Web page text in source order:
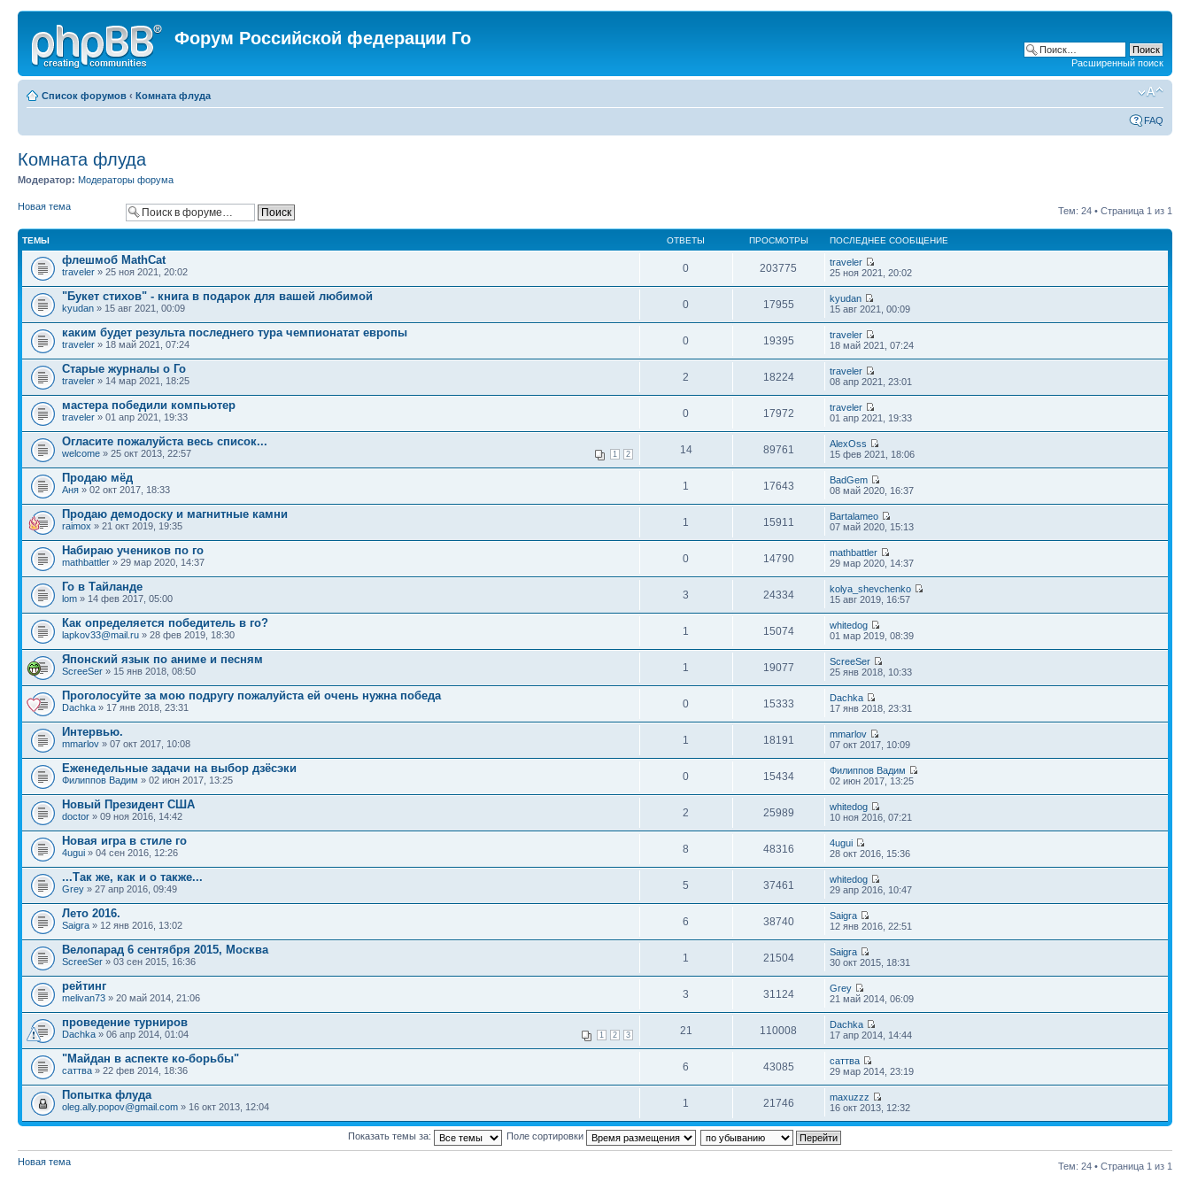
Форум Российской федерации Го
Расширенный поиск
Список форумов ‹ Комната флуда
FAQ
Комната флуда
Модератор: Модераторы форума
Новая тема Тем: 24 • Страница 1 из 1
ТЕМЫ ОТВЕТЫ ПРОСМОТРЫ ПОСЛЕДНЕЕ СООБЩЕНИЕ
флешмоб MathCat
traveler » 25 ноя 2021, 20:02 0 203775
traveler
25 ноя 2021, 20:02
"Букет стихов" - книга в подарок для вашей любимой
kyudan » 15 авг 2021, 00:09 0 17955
kyudan
15 авг 2021, 00:09
каким будет результа последнего тура чемпионатат европы
traveler » 18 май 2021, 07:24 0 19395
traveler
18 май 2021, 07:24
Старые журналы о Го
traveler » 14 мар 2021, 18:25 2 18224
traveler
08 апр 2021, 23:01
мастера победили компьютер
traveler » 01 апр 2021, 19:33 0 17972
traveler
01 апр 2021, 19:33
Огласите пожалуйста весь список...
1 2
welcome » 25 окт 2013, 22:57 14 89761
AlexOss
15 фев 2021, 18:06
Продаю мёд
Аня » 02 окт 2017, 18:33 1 17643
BadGem
08 май 2020, 16:37
Продаю демодоску и магнитные камни
raimox » 21 окт 2019, 19:35 1 15911
Bartalameo
07 май 2020, 15:13
Набираю учеников по го
mathbattler » 29 мар 2020, 14:37 0 14790
mathbattler
29 мар 2020, 14:37
Го в Тайланде
lom » 14 фев 2017, 05:00 3 24334
kolya_shevchenko
15 авг 2019, 16:57
Как определяется победитель в го?
lapkov33@mail.ru » 28 фев 2019, 18:30 1 15074
whitedog
01 мар 2019, 08:39
Японский язык по аниме и песням
ScreeSer » 15 янв 2018, 08:50 1 19077
ScreeSer
25 янв 2018, 10:33
Проголосуйте за мою подругу пожалуйста ей очень нужна победа
Dachka » 17 янв 2018, 23:31 0 15333
Dachka
17 янв 2018, 23:31
Интервью.
mmarlov » 07 окт 2017, 10:08 1 18191
mmarlov
07 окт 2017, 10:09
Еженедельные задачи на выбор дзёсэки
Филиппов Вадим » 02 июн 2017, 13:25 0 15434
Филиппов Вадим
02 июн 2017, 13:25
Новый Президент США
doctor » 09 ноя 2016, 14:42 2 25989
whitedog
10 ноя 2016, 07:21
Новая игра в стиле го
4ugui » 04 сен 2016, 12:26 8 48316
4ugui
28 окт 2016, 15:36
...Так же, как и о также...
Grey » 27 апр 2016, 09:49 5 37461
whitedog
29 апр 2016, 10:47
Лето 2016.
Saigra » 12 янв 2016, 13:02 6 38740
Saigra
12 янв 2016, 22:51
Велопарад 6 сентября 2015, Москва
ScreeSer » 03 сен 2015, 16:36 1 21504
Saigra
30 окт 2015, 18:31
рейтинг
melivan73 » 20 май 2014, 21:06 3 31124
Grey
21 май 2014, 06:09
проведение турниров
1 2 3
Dachka » 06 апр 2014, 01:04 21 110008
Dachka
17 апр 2014, 14:44
"Майдан в аспекте ко-борьбы"
саттва » 22 фев 2014, 18:36 6 43085
саттва
29 мар 2014, 23:19
Попытка флуда
oleg.ally.popov@gmail.com » 16 окт 2013, 12:04 1 21746
maxuzzz
16 окт 2013, 12:32
Показать темы за: Поле сортировки
Новая тема Тем: 24 • Страница 1 из 1